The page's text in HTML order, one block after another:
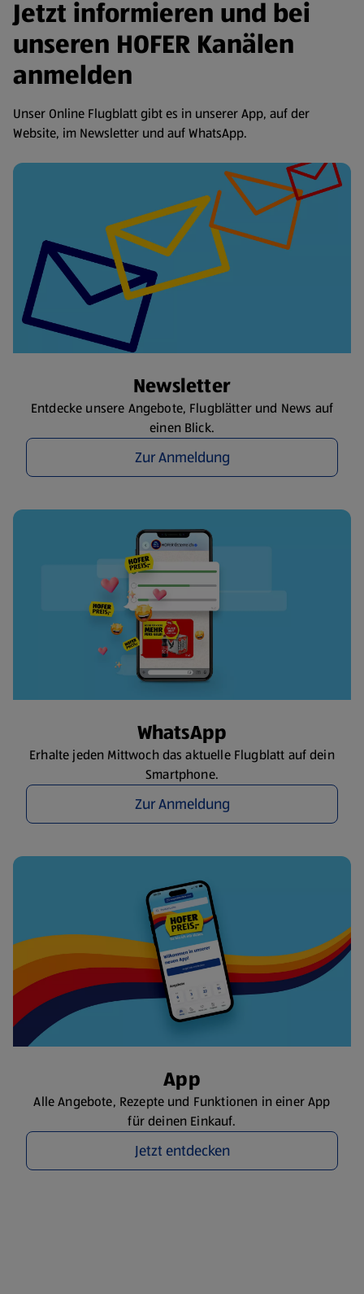
Jetzt informieren und bei
unseren HOFER Kanälen
anmelden
Unser Online Flugblatt gibt es in unserer App, auf der
Website, im Newsletter und auf WhatsApp.
Newsletter
Entdecke unsere Angebote, Flugblätter und News auf
einen Blick.
Zur Anmeldung
WhatsApp
Erhalte jeden Mittwoch das aktuelle Flugblatt auf dein
Smartphone.
Zur Anmeldung
App
Alle Angebote, Rezepte und Funktionen in einer App
für deinen Einkauf.
Jetzt entdecken